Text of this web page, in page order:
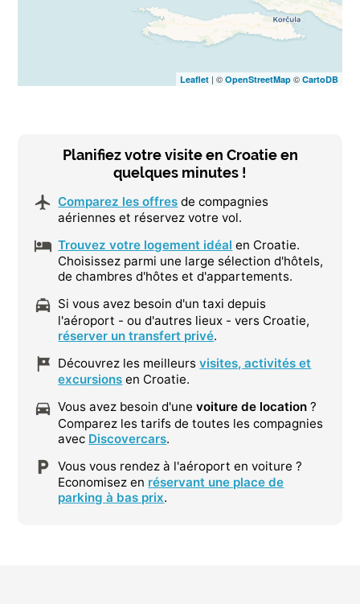
Leaflet| © OpenStreetMap© CartoDB
Planifiez votre visite en Croatie en
quelques minutes !
Comparez les offres de compagnies
aériennes et réservez votre vol.
Trouvez votre logement idéal en Croatie.
Choisissez parmi une large sélection d'hôtels,
de chambres d'hôtes et d'appartements.
Si vous avez besoin d'un taxi depuis
l'aéroport - ou d'autres lieux - vers Croatie,
réserver un transfert privé.
Découvrez les meilleursvisites, activités et
excursions en Croatie.
Vous avez besoin d'unevoiture de location ?
Comparez les tarifs de toutes les compagnies
avec Discovercars.
Vous vous rendez à l'aéroport en voiture ?
Economisez en réservant une place de
parking à bas prix.